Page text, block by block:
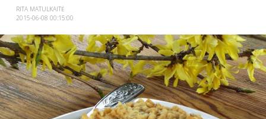
GROŽIS
SVEIKATA
RITA MATULKAITĖ
2015-06-08 00:15:00